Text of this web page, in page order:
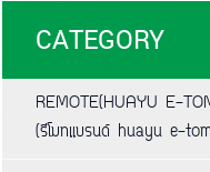
CATEGORY
REMOTE(HUAYU E-
(รีโมทแบรนด์ huayu e-